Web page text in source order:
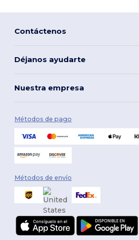
Contáctenos
Déjanos ayudarte
Nuestra empresa
Métodos de pago
Métodos de envío